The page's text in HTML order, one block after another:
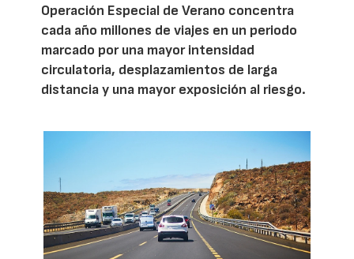
Operación Especial de Verano concentra
cada año millones de viajes en un periodo
marcado por una mayor intensidad
circulatoria, desplazamientos de larga
distancia y una mayor exposición al riesgo.